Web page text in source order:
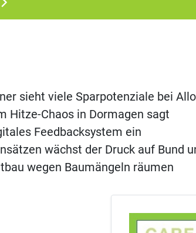
sieht viele Sparpotenziale bei
Hitze-Chaos in Dormagen sagt
Feedbacksystem ein
wächst der Druck auf Bund
wegen Baumängeln räumen